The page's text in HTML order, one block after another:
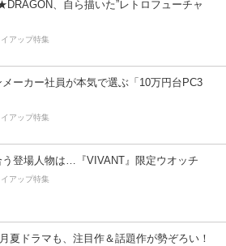
、自ら描いた”レトロフューチャ
アップ特集
ーカー社員が本気で選ぶ「10万円台PC3
アップ特集
う登場人物は…『VIVANT』限定ウオッチ
アップ特集
夏ドラマも、注目作＆話題作が勢ぞろい！